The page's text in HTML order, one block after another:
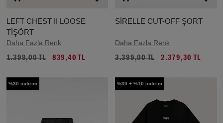
LEFT CHEST II LOOSE
TİŞÖRT
Daha Fazla Renk
1.399,00 TL 839,40 TL
SİRELLE CUT-OFF ŞORT
Daha Fazla Renk
3.399,00 TL 2.379,30 TL
%30 indirim %30 + %10 indirim